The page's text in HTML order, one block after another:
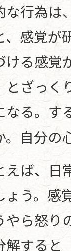
な行為は
、感覚が
ける感覚
とざっく
なる。す
。自分の
ば、日
ょう。感
やら怒
解すると